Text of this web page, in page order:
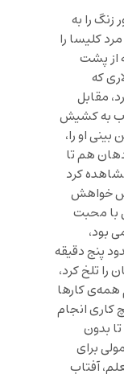
زنگ را به
کلیسا را
از پشت
که
مقابل
به کشیش
او را،
هم تا
کرد
خواهش
با محبت
بود،
پنج دقیقه
را تلخ کرد،
همه‌ی کارها
کاری انجام
بدون
برای
آفتاب